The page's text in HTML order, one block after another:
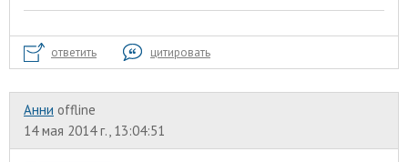
ответить цитировать
Анни offline
14 мая 2014 г., 13:04:51